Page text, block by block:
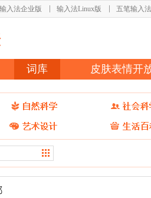
输入法企业版 输入法Linux版 五笔输入法
词库 皮肤表情开